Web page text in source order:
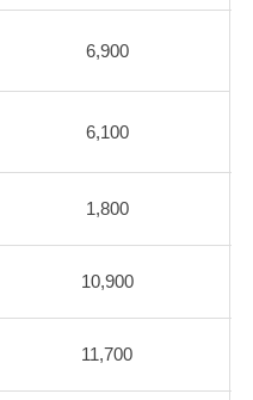
6,900
6,100
1,800
10,900
11,700